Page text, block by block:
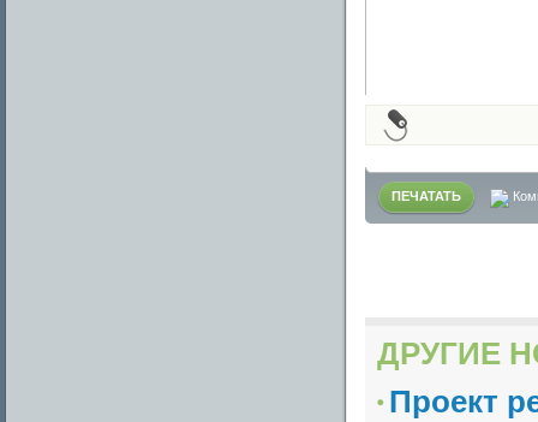
ПЕЧАТАТЬ
ДРУГИЕ
Проект